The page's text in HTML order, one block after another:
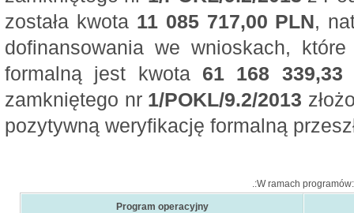
została kwota 11 085 717,00 PLN,
dofinansowania we wnioskach,
formalną jest kwota 61 168 339,33
zamkniętego nr 1/POKL/9.2/2013
pozytywną weryfikację formalną
.:W ramach
Program operacyjny